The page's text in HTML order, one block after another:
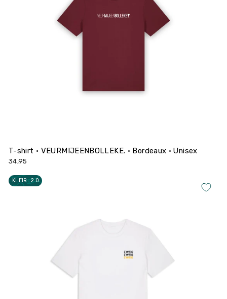
T-shirt • VEURMIJEENBOLLEKE. • Bordeaux • Unisex
34,95
KLEIR. 2.0